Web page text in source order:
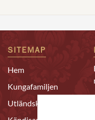
SITEMAP
Hem
Kungafamiljen
Utländskt